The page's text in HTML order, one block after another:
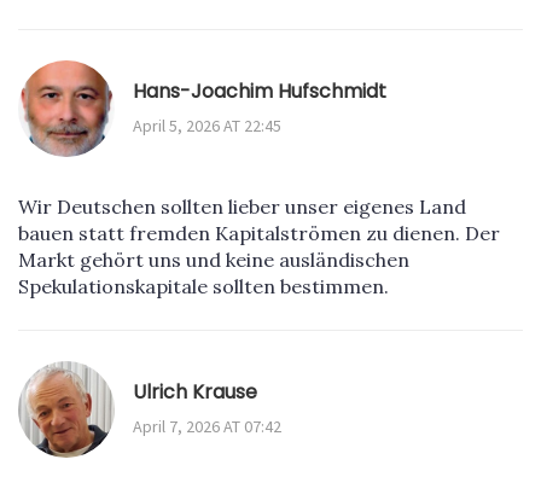
Hans-Joachim Hufschmidt
April 5, 2026 AT 22:45
Wir Deutschen sollten lieber unser eigenes Land
bauen statt fremden Kapitalströmen zu dienen. Der
Markt gehört uns und keine ausländischen
Spekulationskapitale sollten bestimmen.
Ulrich Krause
April 7, 2026 AT 07:42